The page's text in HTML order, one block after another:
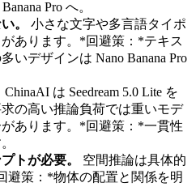
Pro へ。
。
小さな文字や多言語タイポ
あります。*回避策：*テキス
いデザインは Nano Banana Pro
ChinaAI は Seedream 5.0 Lite を
の高い推論負荷では重いモデ
あります。*回避策：*一貫性
トが必要。
空間推論は具体的
避策：*物体の配置と関係を明